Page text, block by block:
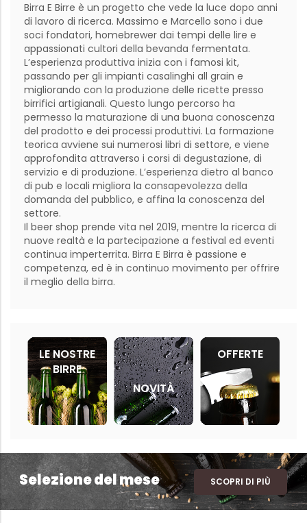
Birra E Birre è un progetto che vede la luce dopo anni
di lavoro di ricerca. Massimo e Marcello sono i due
soci fondatori, homebrewer dai tempi delle lire e
appassionati cultori della bevanda fermentata.
L’esperienza produttiva inizia con i famosi kit,
passando per gli impianti casalinghi all grain e
migliorando con la produzione delle ricette presso
birrifici artigianali. Questo lungo percorso ha
permesso la maturazione di una buona conoscenza
del prodotto e dei processi produttivi. La formazione
teorica avviene sui numerosi libri di settore, e viene
approfondita attraverso i corsi di degustazione, di
servizio e di produzione. L’esperienza dietro al banco
di pub e locali migliora la consapevolezza della
domanda del pubblico, e affina la conoscenza del
settore.
Il beer shop prende vita nel 2019, mentre la ricerca di
nuove realtà e la partecipazione a festival ed eventi
continua imperterrita. Birra E Birra è passione e
competenza, ed è in continuo movimento per offrire
LE NOSTRE
BIRRE
NOVITÀ
OFFERTE
Selezione del mese SCOPRI DI PIÙ